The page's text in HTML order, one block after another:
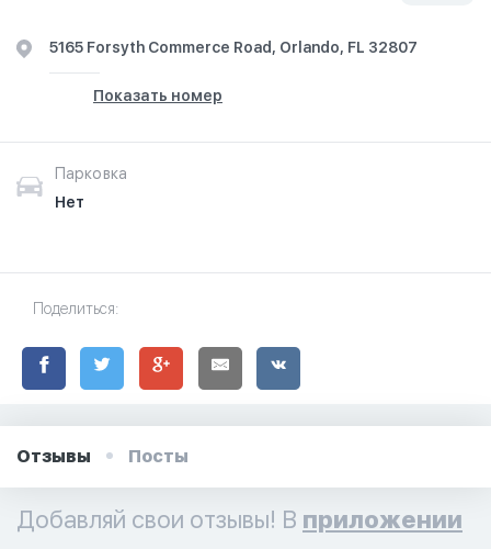
5165 Forsyth Commerce Road, Orlando, FL 32807
Показать номер
Парковка
Нет
Поделиться:
Отзывы Посты
Добавляй свои отзывы! В приложении